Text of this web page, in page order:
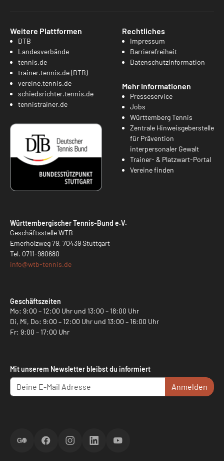
Weitere Plattformen
DTB
Landesverbände
tennis.de
trainer.tennis.de (DTB)
vereine.tennis.de
schiedsrichter.tennis.de
tennistrainer.de
Rechtliches
Impressum
Barrierefreiheit
Datenschutzinformation
Mehr Informationen
Presseservice
Jobs
Württemberg Tennis
Zentrale Hinweisgeberstelle
für Prävention
interpersonaler Gewalt
Trainer- & Platzwart-Portal
Vereine finden
Württembergischer Tennis-Bund e.V.
Geschäftsstelle WTB
Emerholzweg 79, 70439 Stuttgart
Tel. 0711-980680
info@wtb-tennis.de
Geschäftszeiten
Mo: 9:00 – 12:00 Uhr und 13:00 – 18:00 Uhr
Di, Mi, Do: 9:00 – 12:00 Uhr und 13:00 – 16:00 Uhr
Fr: 9:00 – 17:00 Uhr
Mit unserem Newsletter bleibst du informiert
Anmelden
ScoreGOFacebookInstagramLinkedInYouTube